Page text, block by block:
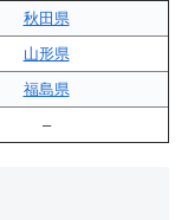
秋田県
山形県
福島県
–